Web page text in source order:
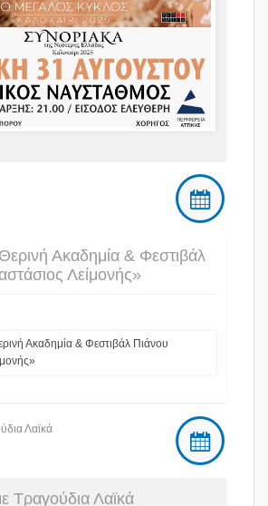
Ακαδημία & Φεστιβάλ
Λείμονής»
Λαϊκά
Τραγούδια Λαϊκά